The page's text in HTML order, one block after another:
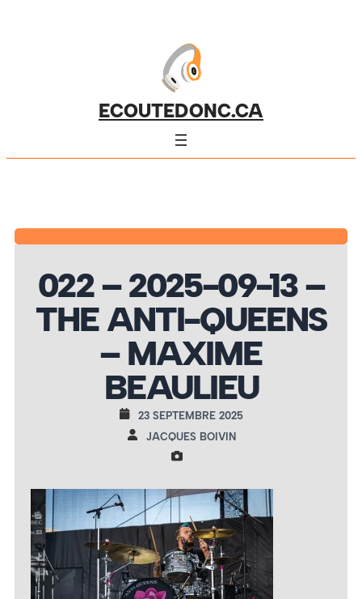
ECOUTEDONC.CA
022 – 2025-09-13 –
THE ANTI-QUEENS
– MAXIME
BEAULIEU
23 SEPTEMBRE 2025
JACQUES BOIVIN